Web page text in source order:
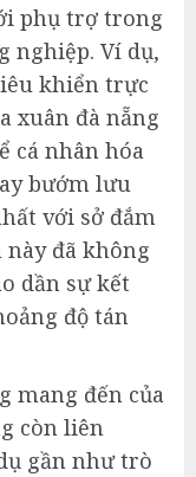
phụ trợ trong
nghiệp. Ví dụ,
khiển trực
xuân đà nẵng
cá nhân hóa
bướm lưu
với sở đắm
này đã không
dần sự kết
độ tán
mang đến của
còn liên
gần như trò